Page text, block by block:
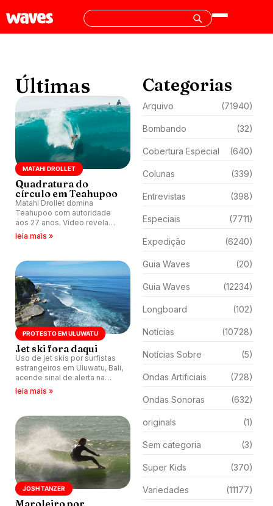
Últimas
MATAHI DROLLET
Quadratura do
círculo em Teahupoo
Matahi Drollet domina
Teahupoo com autoridade
aos 27 anos. Vídeo revela
atuação impecável em
leia mais »
PROTESTO EM ULUWATU
Jet ski fora daqui
Uso de jet skis por surfistas
estrangeiros em Uluwatu, Bali,
acende sinal de alerta na
comunidade local. Vídeos
leia mais »
JOSH TANZER
Maroleiro por
Categorias
Arquivo (71940)
Bombando (32)
Cobertura Especial (640)
Colunas (339)
Entrevistas (398)
Especiais (7711)
Expedição (6240)
Guia Waves (20)
Guia Waves (12234)
Longboard (102)
Notícias (10728)
Notícias Sobre (5)
Ondas Artificiais (728)
Ondas Sonoras (632)
originals (1)
Sem categoria (3)
Super Kids (370)
Variedades (11177)